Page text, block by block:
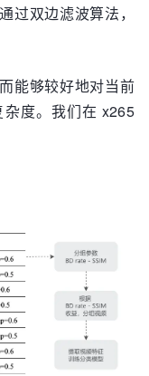
过双边滤波算法，
能够较好地对当前
度。我们在 x265